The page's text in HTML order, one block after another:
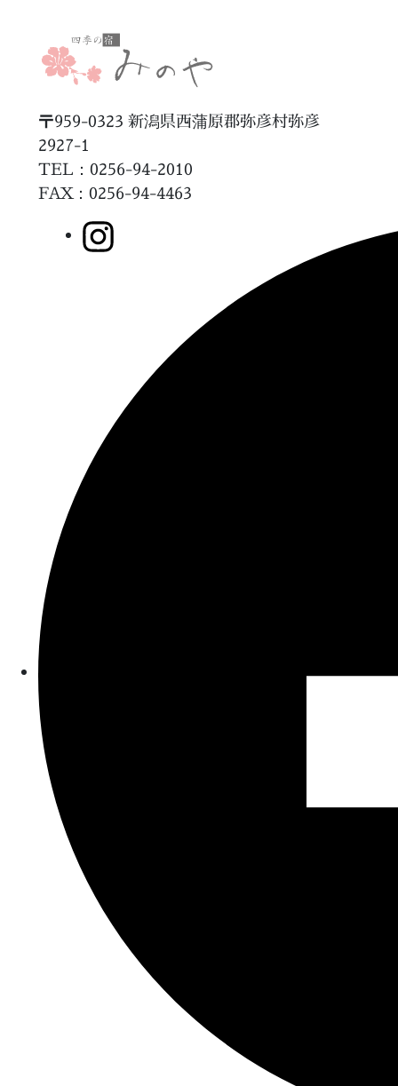
〒959-0323 新潟県西蒲原郡弥彦村弥彦
2927-1
TEL：0256-94-2010
FAX：0256-94-4463